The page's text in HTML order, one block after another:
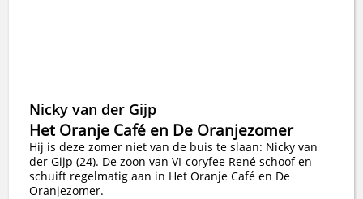
Nicky van der Gijp
Het Oranje Café en De Oranjezomer
Hij is deze zomer niet van de buis te slaan: Nicky van
der Gijp (24). De zoon van VI-coryfee René schoof en
schuift regelmatig aan in Het Oranje Café en De
Oranjezomer.